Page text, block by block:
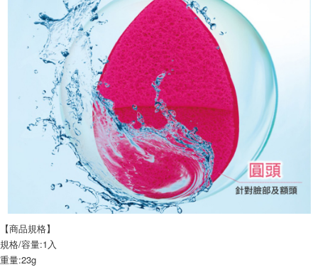
【商品規格】
規格/容量:1入
重量:23g